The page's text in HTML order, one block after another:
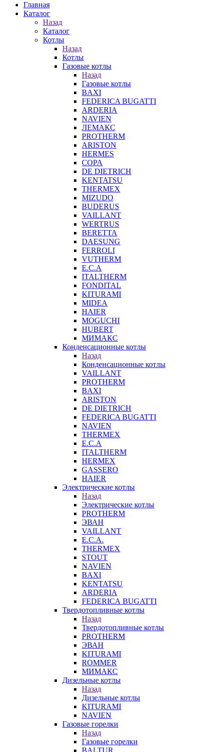
Главная
Каталог
Назад
Каталог
Котлы
Назад
Котлы
Газовые котлы
Назад
Газовые котлы
BAXI
FEDERICA BUGATTI
ARDERIA
NAVIEN
ЛЕМАКС
PROTHERM
ARISTON
HERMES
COPA
DE DIETRICH
KENTATSU
THERMEX
MIZUDO
BUDERUS
VAILLANT
WERTRUS
BERETTA
DAESUNG
FERROLI
VUTHERM
E.C.A
ITALTHERM
FONDITAL
KITURAMI
MIDEA
HAIER
MOGUCHI
HUBERT
МИМАКС
Конденсационные котлы
Назад
Конденсационные котлы
VAILLANT
PROTHERM
BAXI
ARISTON
DE DIETRICH
FEDERICA BUGATTI
NAVIEN
THERMEX
E.C.A
ITALTHERM
HERMEX
GASSERO
HAIER
Электрические котлы
Назад
Электрические котлы
PROTHERM
ЭВАН
VAILLANT
E.C.A.
THERMEX
STOUT
NAVIEN
BAXI
KENTATSU
ARDERIA
FEDERICА BUGATTI
Твердотопливные котлы
Назад
Твердотопливные котлы
PROTHERM
ЭВАН
KITURAMI
ROMMER
МИМАКС
Дизельные котлы
Назад
Дизельные котлы
KITURAMI
NAVIEN
Газовые горелки
Назад
Газовые горелки
BALTUR